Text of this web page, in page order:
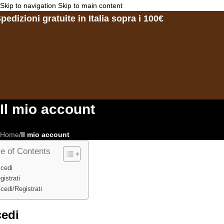
Skip to navigation Skip to main content
gratuite in Italia sopra i 100€
Il mio account
Home/Il mio account
of Contents
Registrati